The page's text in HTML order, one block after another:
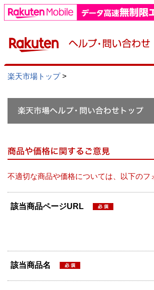
楽天市場トップ>
不適切な商品や価格については、以下の
該当商品ページURL
該当商品名